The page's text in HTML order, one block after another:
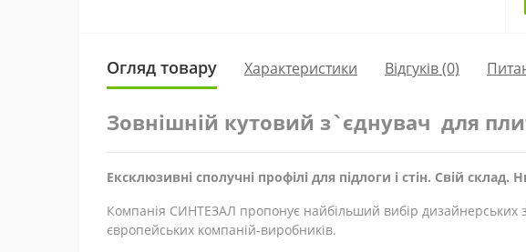
Огляд товару Характеристики Відгуків (0)
Зовнішній кутовий з`єднувач для
Ексклюзивні сполучні профілі для підлоги і стін. Свій склад.
Компанія СИНТЕЗАЛ пропонує найбільший вибір дизайнерських
європейських компаній-виробників.